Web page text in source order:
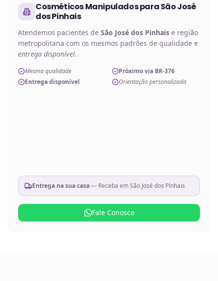
Cosméticos ManipuladosparaSão José
dos Pinhais
Atendemos pacientes de São José dos Pinhais e região
metropolitana com os mesmos padrões de qualidade e
entrega disponível.
Mesma qualidade
Próximo via BR-376
Entrega disponível
Orientação personalizada
Entrega na sua casa— Receba emSão José dos Pinhais
Fale Conosco